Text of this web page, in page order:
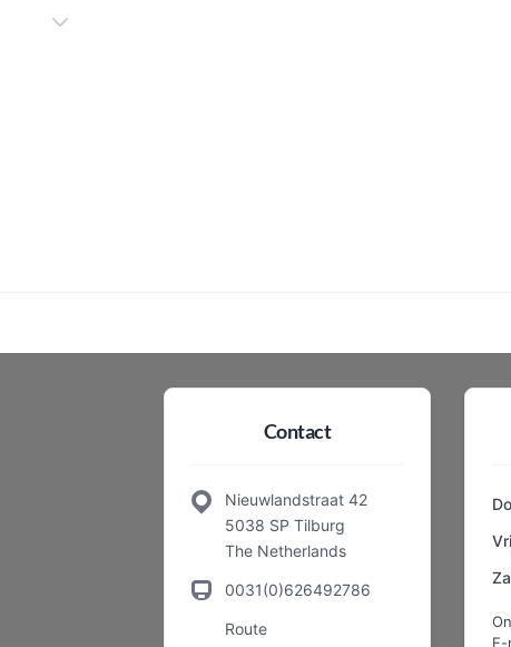
Contact
Nieuwlandstraat 42
5038 SP Tilburg
The Netherlands
0031(0)626492786
Route